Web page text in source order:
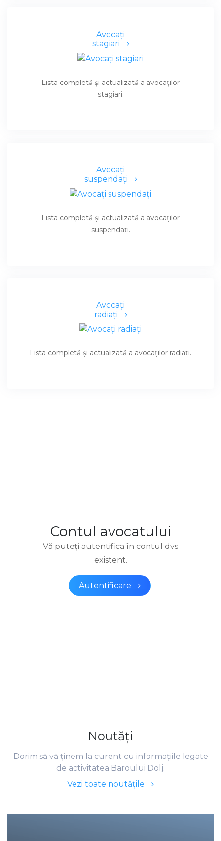
Avocaţi
stagiari
Lista completă şi actualizată a avocaţilor
stagiari.
Avocaţi
suspendaţi
Lista completă şi actualizată a avocaţilor
suspendaţi.
Avocaţi
radiaţi
Lista completă şi actualizată a avocaţilor radiaţi.
Contul avocatului
Vă puteţi autentifica în contul dvs
existent.
Autentificare
Noutăţi
Dorim să vă ţinem la curent cu informaţiile legate
de activitatea Baroului Dolj.
Vezi toate noutăţile